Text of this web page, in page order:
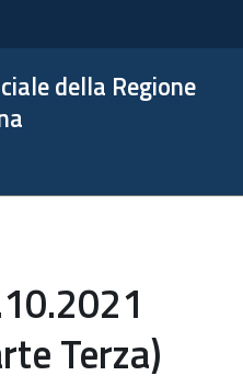
della Regione
Terza)